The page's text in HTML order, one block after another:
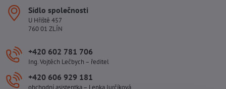
Sídlo společnosti
U Hřiště 457
760 01 ZLÍN
+420 602 781 706
Ing. Vojtěch Lečbych – ředitel
+420 606 929 181